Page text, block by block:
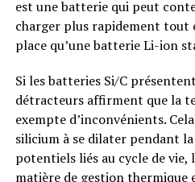
est une batterie qui peut
charger plus rapidement tout
place qu’une batterie Li-ion
Si les batteries Si/C
détracteurs affirment que la
exempte d’inconvénients.
silicium à se dilater pendant
potentiels liés au cycle de vie,
matière de gestion thermique